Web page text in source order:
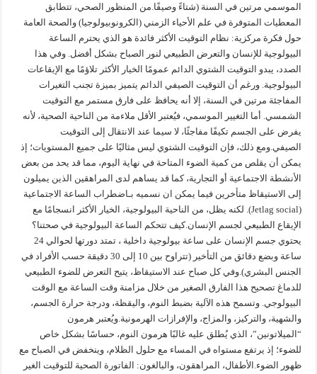
الموسمي مرتين في السنة (شتاءً وصيفًا.من المنظور الصحي، تتطابق
المعطيات المتوفرة في علم الأحياء الزمني (الكرونوبيولوجيا) والصحة العامة
حول فكرة مركزية: نظام التوقيت الأكثر فائدة هو الذي يحترم الساعة
البيولوجية للإنسان والتعرض الطبيعي لنور الصباح بشكل أفضل. وفي هذا
الصدد، يبدو التوقيت الشتوي الدائم عمومًا الخيار الأكثر تلاؤمًا مع الإيقاعات
البيولوجية. ورغم أن التوقيت الصيفي الدائم يتميز بميزة تجنب التغيرات
المفاجئة مرتين في السنة، إلا أنه يحافظ على فارق مستمر مع التوقيت
الشمسي. أما التغيير الموسمي، فيُعتبر الأقل ملاءمة من الناحية الصحية، لأنه
يفرض على الجسم تكيفًا مفاجئًا، لا سيما عند الانتقال إلى التوقيت
الصيفي.ومع ذلك، فإن التوقيت الشتوي ليس مثاليًا على جميع المستويات؛ إذ
يمكن أن يقلص من كمية الضوء المتاحة في نهاية اليوم، مما قد يحد من بعض
الأنشطة الاجتماعية أو التجارية، كما قد يساهم لدى المراهقين الذين يميلون
إلى الاستيقاظ متأخرين فيما يمكن ان نسميه بـاضطراب الساعة الاجتماعية
(Jetlag social). لكنه يظل، من الناحية البيولوجية، الخيار الأكثر انسجامًا مع
الإيقاع الطبيعي لجسم الإنسان.كيف تتحكم الساعة البيولوجية في صحتنا؟
يحتوي جسم الإنسان على ساعة بيولوجية داخلية ، تمتد دورتها لحوالي 24
ساعة وبضع دقائق من التأخير (تتراوح بين 10 إلى 30 دقيقة حسب الأفراد في
الجنس البشري).وفي كل صباح عند الاستيقاظ، يتيح التعرض للضوء الطبيعي
للدماغ تصحيح هذا الفارق الصغير من خلال مزامنة وقت الساعة مع الوقت
البيولوجي. وتسمح هذه الآلية بضبط النوم، واليقظة، ودرجة حرارة الجسم،
والشهية، والتركيز، والمزاج، والإفرازات الهرمونية.ويُعتبر هرمون
“الميلاتونين”، الذي يُطلق عليه غالبًا هرمون النوم، حساسًا بشكل خاص
للضوء؛ إذ يرتفع مستواه في المساء مع حلول الظلام، وينخفض في الصباح مع
ظهور الضوء.الأطفال، المراهقون، والبالغون: الفاتورة الصحية للتوقيت الغير